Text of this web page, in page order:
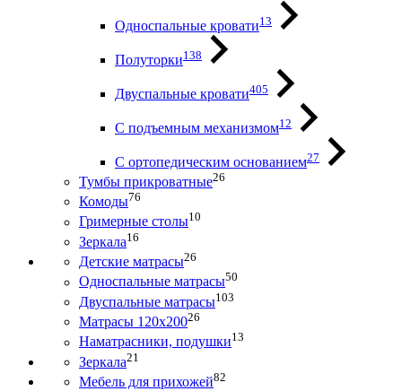
Односпальные кровати13
Полуторки138
Двуспальные кровати405
С подъемным механизмом12
С ортопедическим основанием27
Тумбы прикроватные26
Комоды76
Гримерные столы10
Зеркала16
Детские матрасы26
Односпальные матрасы50
Двуспальные матрасы103
Матрасы 120х20026
Наматрасники, подушки13
Зеркала21
Мебель для прихожей82